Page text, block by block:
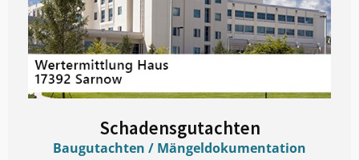
Schadensgutachten
Baugutachten / Mängeldokumentation